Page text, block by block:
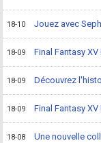
18-10 Jouez avec
18-09 Final Fantasy
18-09 Découvrez
18-09 Final Fantasy
18-08 Une nouvelle